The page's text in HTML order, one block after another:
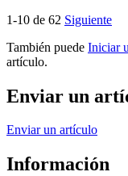
1-10 de 62 Siguiente
También puede Iniciar
artículo.
Enviar un
Enviar un artículo
Información